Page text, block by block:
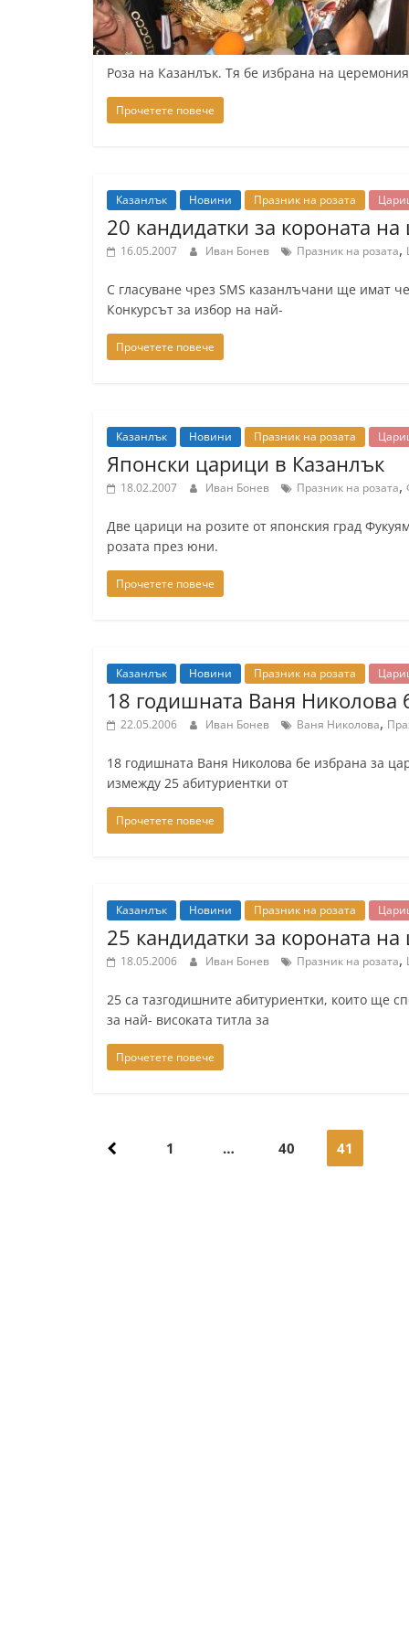
k
-
Роза на Казанлък. Тя бе избрана на
Прочетете повече
Казанлък Новини Празник на розата
20 кандидатки за короната
16.05.2007 Иван Бонев Празник на розата,
С гласуване чрез SMS казанлъчани ще имат
Конкурсът за избор на най-
Прочетете повече
Казанлък Новини Празник на розата
Японски царици в Казанлък
18.02.2007 Иван Бонев Празник на розата,
Две царици на розите от японския град
розата през юни.
Прочетете повече
Казанлък Новини Празник на розата
18 годишната Ваня Николова
22.05.2006 Иван Бонев Ваня Николова,
18 годишната Ваня Николова бе избрана за
измежду 25 абитуриентки от
Прочетете повече
Казанлък Новини Празник на розата
25 кандидатки за короната
18.05.2006 Иван Бонев Празник на розата,
25 са тазгодишните абитуриентки, които ще
за най- високата титла за
Прочетете повече
Навигация
1 … 40 41